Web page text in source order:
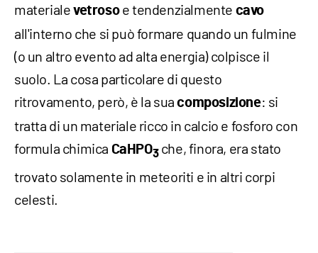
materiale vetrosoe tendenzialmente cavo
all'interno che si può formare quando un fulmine
(o un altro evento ad alta energia) colpisce il
suolo. La cosa particolare di questo
ritrovamento, però, è la suacomposizione: si
tratta di un materiale ricco in calcio e fosforo con
formula chimica CaHPO3 che, finora, era stato
trovato solamente in meteoriti e in altri corpi
celesti.